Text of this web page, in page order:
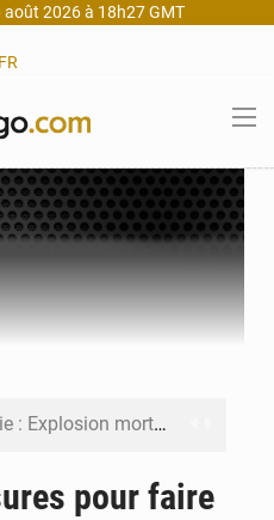
août 2026 à 18h27 GMT
FR
Syrie : Explosion mortelle sur un minibus à Jaramana (Damas)
Budget vert 2027 : Le ministère de l’Économie forme ses cadres à Lomé
pour faire